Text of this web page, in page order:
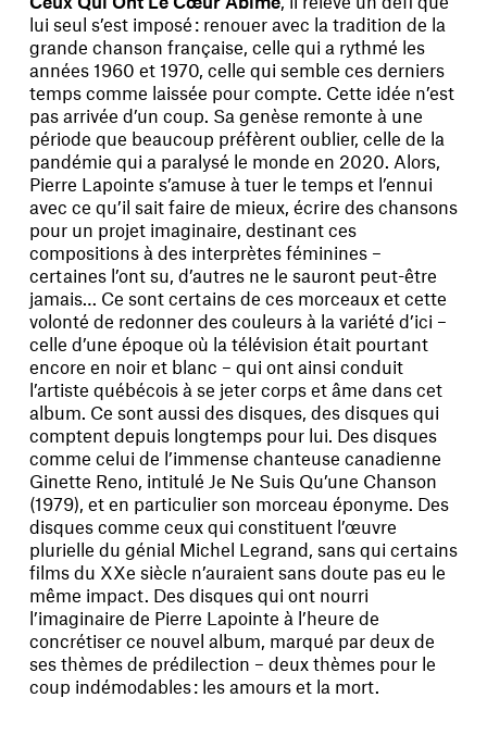
lui seul s’est imposé : renouer avec la tradition de la
grande chanson française, celle qui a rythmé les
années 1960 et 1970, celle qui semble ces derniers
temps comme laissée pour compte. Cette idée n’est
pas arrivée d’un coup. Sa genèse remonte à une
période que beaucoup préfèrent oublier, celle de la
pandémie qui a paralysé le monde en 2020. Alors,
Pierre Lapointe s’amuse à tuer le temps et l’ennui
avec ce qu’il sait faire de mieux, écrire des chansons
pour un projet imaginaire, destinant ces
compositions à des interprètes féminines –
certaines l’ont su, d’autres ne le sauront peut-être
jamais… Ce sont certains de ces morceaux et cette
volonté de redonner des couleurs à la variété d’ici –
celle d’une époque où la télévision était pourtant
encore en noir et blanc – qui ont ainsi conduit
l’artiste québécois à se jeter corps et âme dans cet
album. Ce sont aussi des disques, des disques qui
comptent depuis longtemps pour lui. Des disques
comme celui de l’immense chanteuse canadienne
Ginette Reno, intitulé Je Ne Suis Qu’une Chanson
(1979), et en particulier son morceau éponyme. Des
disques comme ceux qui constituent l’œuvre
plurielle du génial Michel Legrand, sans qui certains
films du XXe siècle n’auraient sans doute pas eu le
même impact. Des disques qui ont nourri
l’imaginaire de Pierre Lapointe à l’heure de
concrétiser ce nouvel album, marqué par deux de
ses thèmes de prédilection – deux thèmes pour le
coup indémodables : les amours et la mort.